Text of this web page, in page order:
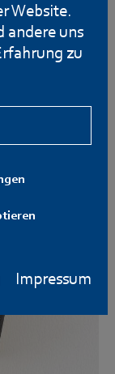
Website.
andere uns
zu
Impressum